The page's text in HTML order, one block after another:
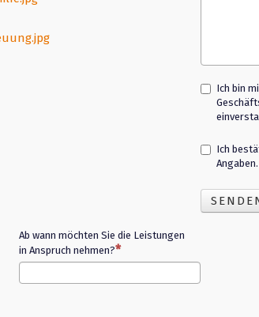
Ich bin
Ich
Angaben.
Ab wann möchten Sie die Leistungen
in Anspruch nehmen?